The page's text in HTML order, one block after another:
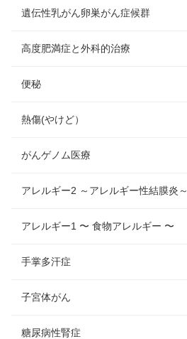
遺伝性乳がん卵巣がん症候群
高度肥満症と外科的治療
便秘
熱傷(やけど）
がんゲノム医療
アレルギー2 ～アレルギー性結膜炎～
アレルギー1 〜 食物アレルギー 〜
手掌多汗症
子宮体がん
糖尿病性腎症